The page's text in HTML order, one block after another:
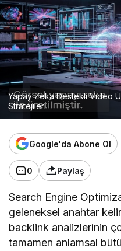
Yapay Zeka Destekli Video
Stratejileri
Google'da Abone Ol
0 Paylaş
Search Engine
geleneksel anahtar
backlink analizlerinin
tamamen anlamsal